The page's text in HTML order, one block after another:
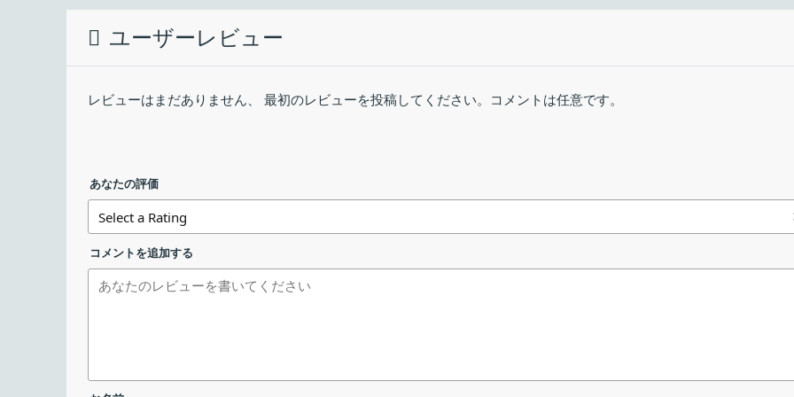
Free PDF Watermarker 4dots の概要
Free PDF Watermarker 4dots は、PDF ドキュメント に透かしを入れることができるソフトウェアです。
Free PDF Watermarker 4dots の機能
メイン機能
機能詳細
・画像のウォーターマークを追加
・フォントサイズ、フォント色のカスタマイズ
ダウンロード数：
ユーザーレビュー
レビューはまだありません、 最初のレビューを投稿してください。コメントは任意です。
あなたの評価
コメントを追加する